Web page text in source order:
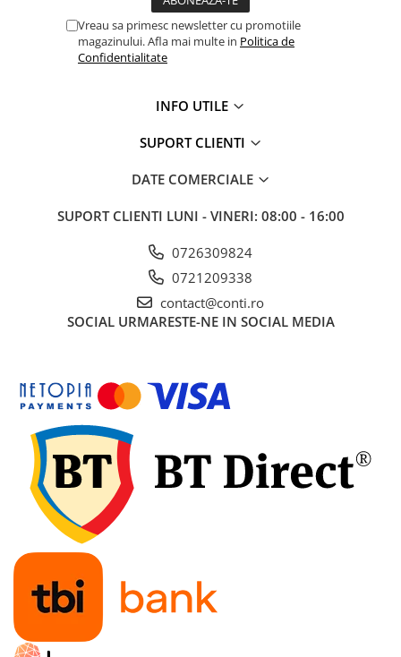
Masini de insurubat cu impact
Masini de legat fier-beton
Pistoale de vopsit
Scule de mana
Truse de scule universale
Scule prelucrare placi ceramice
Generatoare digitale/Inverter
Generatoare de curent continuu
Generatoare insonorizate
Generatoare pentru sudura
Automatizari generatoare
Incarcatoare portabile
Statii de incarcare portabile
Statii de incarcare de mare putere
Baterii LiFePO4 (litiu-fosfat de fier)
Vreau sa primesc newsletter cu promotiile
magazinului. Afla mai multe in Politica de
Confidentialitate
INFO UTILE
SUPORT CLIENTI
DATE COMERCIALE
SUPORT CLIENTI LUNI - VINERI: 08:00 - 16:00
0726309824
0721209338
contact@conti.ro
SOCIAL URMARESTE-NE IN SOCIAL MEDIA